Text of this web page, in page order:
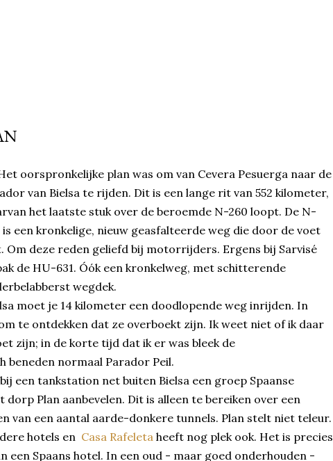
oorspronkelijke plan was om van Cevera Pesuerga naar de
van Bielsa te rijden. Dit is een lange rit van 552 kilometer,
het laatste stuk over de beroemde N-260 loopt. De N-
is een kronkelige, nieuw geasfalteerde weg die door de voet
Om deze reden geliefd bij motorrijders. Ergens bij Sarvisé
de HU-631. Óók een kronkelweg, met schitterende
wegdek.
moet je 14 kilometer een doodlopende weg inrijden. In
te ontdekken dat ze overboekt zijn. Ik weet niet of ik daar
zijn; in de korte tijd dat ik er was bleek de
beneden normaal Parador Peil.
een tankstation net buiten Bielsa een groep Spaanse
Plan aanbevelen. Dit is alleen te bereiken over een
van een aantal aarde-donkere tunnels. Plan stelt niet teleur.
hotels en Casa Rafeleta heeft nog plek ook. Het is precies
een Spaans hotel. In een oud - maar goed onderhouden -